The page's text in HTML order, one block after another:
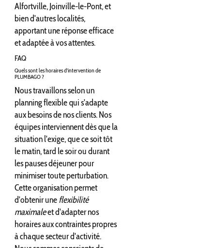
Alfortville, Joinville-le-Pont, et
bien d'autres localités,
apportant une réponse efficace
et adaptée à vos attentes.
FAQ
Quels sont les horaires d'intervention de
PLUMBAGO ?
Nous travaillons selon un
planning flexible qui s'adapte
aux besoins de nos clients. Nos
équipes interviennent dès que la
situation l'exige, que ce soit tôt
le matin, tard le soir ou durant
les pauses déjeuner pour
minimiser toute perturbation.
Cette organisation permet
d'obtenir uneflexibilité
maximaleet d'adapter nos
horaires aux contraintes propres
à chaque secteur d'activité.